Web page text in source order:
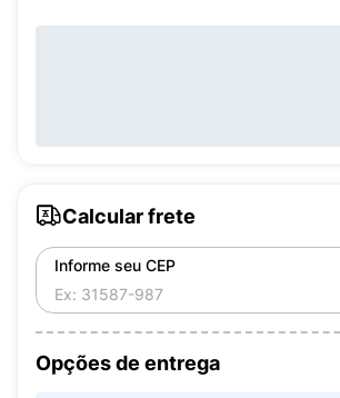
Calcular frete
Informe seu CEP
Opções de entrega